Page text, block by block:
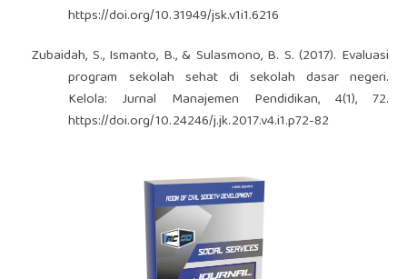
https://doi.org/10.31949/jsk.v1i1.6216
Zubaidah, S., Ismanto, B., & Sulasmono, B. S. (2017). Evaluasi
program sekolah sehat di sekolah dasar negeri.
Kelola: Jurnal Manajemen Pendidikan, 4(1), 72.
https://doi.org/10.24246/j.jk.2017.v4.i1.p72-82